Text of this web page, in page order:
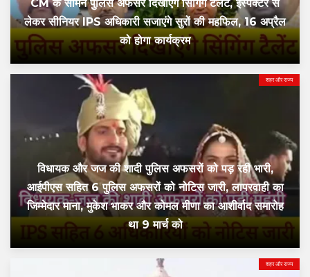
CM के सामने पुलिस अफसर दिखाएंगे सिंगिंग टैलेंट, इंस्पेक्टर से
लेकर सीनियर IPS अधिकारी सजाएंगे सुरों की महफिल, 16 अप्रैल
को होगा कार्यक्रम
शहर और राज्य
विधायक और जज की शादी पुलिस अफसरों को पड़ रही भारी,
आईपीएस सहित 6 पुलिस अफसरों को नोटिस जारी, लापरवाही का
जिम्मेदार माना, मुकेश भाकर और कोमल मीणा का आशीर्वाद समारोह
था 9 मार्च को
शहर और राज्य